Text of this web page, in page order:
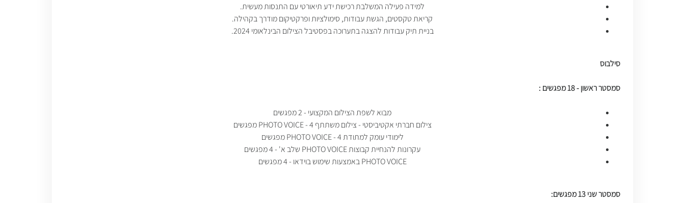
למידה פעילה המשלבת רכישת ידע תיאורטי עם התנסות מעשית.
קריאת טקסטים, הגשת עבודות, סימולציות ופרקטיקום מודרך בקהילה.
בניית תיק עבודות להצגה בתערוכה בפסטיבל הצילום הבינלאומי 2024.
סילבוס
סמסטר ראשון - 18 מפגשים :
מבוא לשפת הצילום המקצועי - 2 מפגשים
צילום חברתי אקטיביסטי - צילום משתתף PHOTO VOICE - 4 מפגשים
לימודי עומק למתודת PHOTO VOICE - 4 מפגשים
עקרונות להנחיית קבוצות PHOTO VOICE שלב א' - 4 מפגשים
PHOTO VOICE באמצעות שימוש בוידאו - 4 מפגשים
סמסטר שני 13 מפגשים: